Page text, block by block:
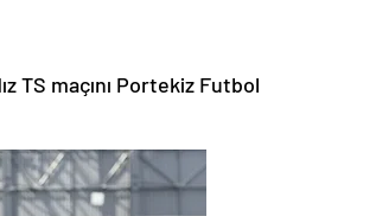
TS maçını Portekiz Futbol